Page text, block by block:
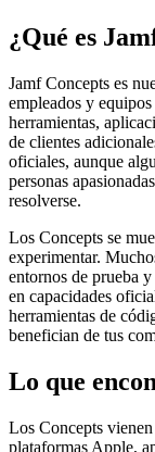
¿Qué es
Jamf Concepts es
empleados y
herramientas,
de clientes
oficiales, aunque
personas
resolverse.
Los Concepts se
experimentar.
entornos de prueba
en capacidades
herramientas de
benefician de tus
Lo que
Los Concepts
plataformas Apple,